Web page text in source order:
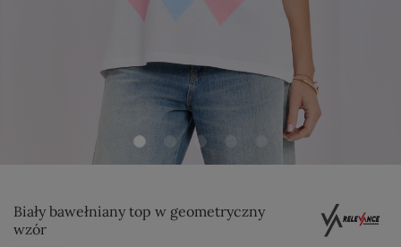
Biały bawełniany top w geometryczny
wzór